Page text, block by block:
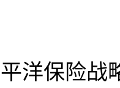
洋保险战